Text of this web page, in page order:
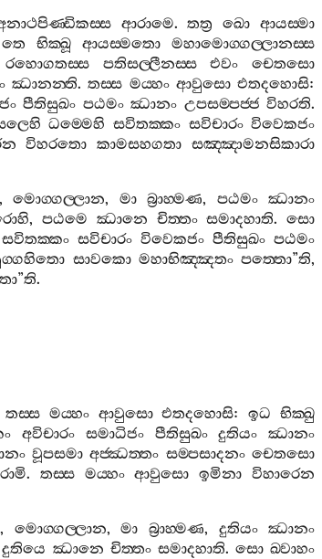
ආරාමෙ.තත්‍ර ඛො ආයස‍්මා
තෙ භික‍්ඛූ ආයස‍්මතො
මහාමොග‍්ගල‍්ලානස‍්ස
රහොගතස‍්ස පතිසල‍්ලීනස‍්ස එවං
චෙතසො
ඣානන‍්ති.තස‍්ස මය‍්හං ආවුසො එතදහොසි:
පීතිසුඛං පඨමං ඣානං උපසම‍්පජ‍්ජ විහරති.
ධම‍්මෙහි සවිතක‍්කං සවිචාරං විවෙකජං
විහරතො කාමසහගතා සඤ‍්ඤාමනසිකාරා
,මොග‍්ගල‍්ලාන, මා බ්‍රාහ‍්මණ, පඨමං
ඣානං
,පඨමෙ ඣානෙ චිත‍්තං සමාදහාති.සො
සවිතක‍්කං සවිචාරං විවෙකජං පීතිසුඛං පඨමං
සාවකො මහාභිඤ‍්ඤතං පත‍්තො”ති,
”ති.
තස‍්ස මය‍්හං ආවුසො එතදහොසි:ඉධ භික‍්ඛු
අවිචාරං සමාධිජං පීතිසුඛං දුතියං
ඣානං
වූපසමා අජ‍්ඣත‍්තං සම‍්පසාදනං චෙතසො
. තස‍්ස මය‍්හං ආවුසො ඉමිනා විහාරෙන
, මොග‍්ගල‍්ලාන,මා බ්‍රාහ‍්මණ, දුතියං
ඣානං
දුතියෙ ඣානෙ චිත‍්තං සමාදහාති. සො ඛ‍්වාහං